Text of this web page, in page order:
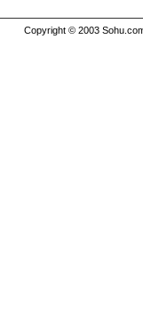
Copyright © 2003